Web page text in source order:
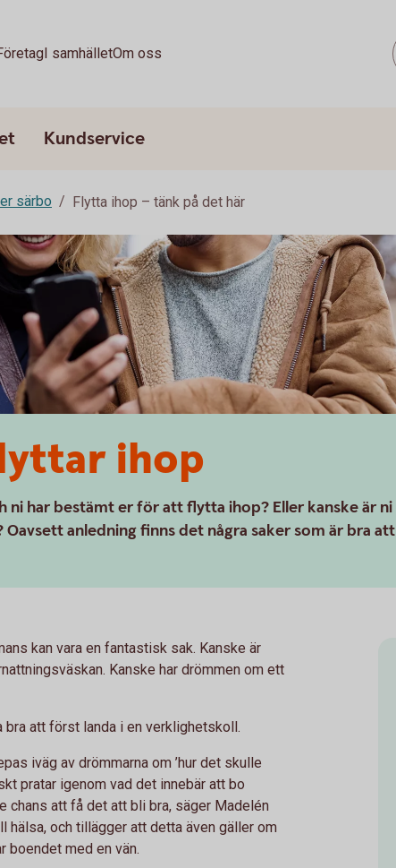
I samhälletOm oss
Kundservice
särbo Flytta ihop – tänk på det här
ihop
har bestämt er för att flytta ihop? Eller kanske är ni
Oavsett anledning finns det några saker som är bra att
kan vara en fantastisk sak. Kanske är
Kanske har drömmen om ett
bra att först landa i en verklighetskoll.
iväg av drömmarna om ’hur det skulle
pratar igenom vad det innebär att bo
chans att få det att bli bra, säger Madelén
hälsa, och tillägger att detta även gäller om
boendet med en vän.